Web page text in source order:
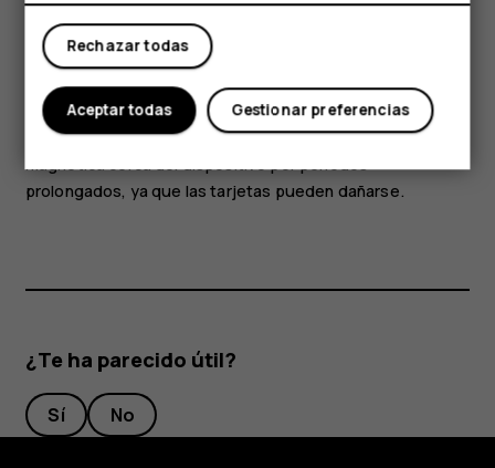
dispositivo externo de audio o auriculares distintos de los
aprobados para este dispositivo.
Algunas piezas del dispositivo son magnéticas. Su
dispositivo puede atraer materiales metálicos. No
coloque tarjetas de crédito u otras tarjetas con banda
magnética cerca del dispositivo por períodos
prolongados, ya que las tarjetas pueden dañarse.
¿Te ha parecido útil?
Sí No
Rechazar todas
Gestionar preferencias
Aceptar todas